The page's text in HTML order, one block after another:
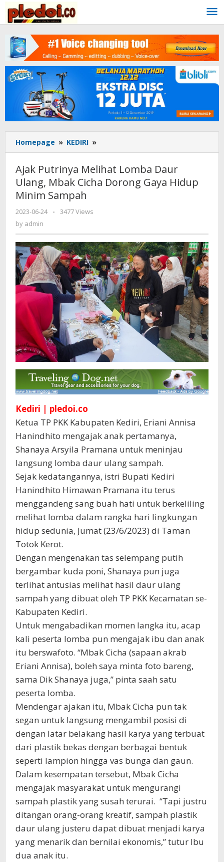
content
Homepage » KEDIRI »
Putrinya
Melihat
Lomba
Daur
Gaya
Hidup
Minim
Sampah
Ajak Putrinya Melihat Lomba Daur
Ulang, Mbak Cicha Dorong Gaya Hidup
Minim Sampah
2023-06-24
by
-
3477 Views
by admin
Kediri | pledoi.co
Ketua TP PKK Kabupaten Kediri, Eriani Annisa
Hanindhito mengajak anak pertamanya,
Shanaya Arsyila Pramana untuk meninjau
langsung lomba daur ulang sampah.
Sejak kedatangannya, istri Bupati Kediri
Hanindhito Himawan Pramana itu terus
menggandeng sang buah hati untuk berkeliling
melihat lomba dalam rangka hari lingkungan
hidup sedunia, Jumat (23/6/2023) di Taman
Totok Kerot.
Dengan mengenakan tas selempang putih
bergambar kuda poni, Shanaya pun juga
terlihat antusias melihat hasil daur ulang
sampah yang dibuat oleh TP PKK Kecamatan se-
Kabupaten Kediri.
Untuk mengabadikan momen langka itu, acap
kali peserta lomba pun mengajak ibu dan anak
itu berswafoto. “Mbak Cicha (sapaan akrab
Eriani Annisa), boleh saya minta foto bareng,
sama Dik Shanaya juga,” pinta saah satu
peserta lomba.
Mendengar ajakan itu, Mbak Cicha pun tak
segan untuk langsung mengambil posisi di
dengan latar belakang hasil karya yang terbuat
dari plastik bekas dengan berbagai bentuk
seperti lampion hingga vas bunga dan gaun.
Dalam kesempatan tersebut, Mbak Cicha
mengajak masyarakat untuk mengurangi
sampah plastik yang susah terurai. “Tapi justru
ditangan orang-orang kreatif, sampah plastik
daur ulang justeru dapat dibuat menjadi karya
yang menarik dan bernilai ekonomis,” tutur Ibu
dua anak itu.